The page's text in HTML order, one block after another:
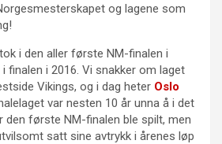
og lagene som
i den aller første NM-finalen i
finalen i 2016. Vi snakker om laget
Vikings, og i dag heter Oslo
var nesten 10 år unna å i det
første NM-finalen ble spilt, men
satt sine avtrykk i årenes løp